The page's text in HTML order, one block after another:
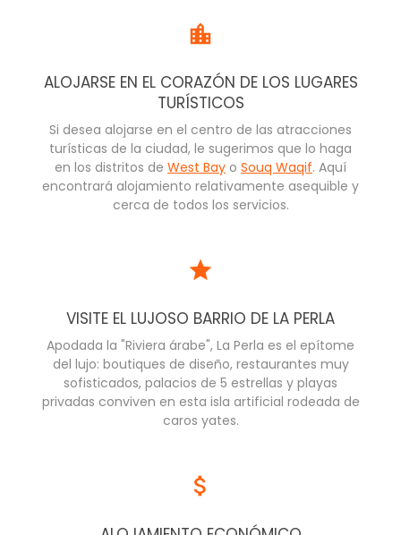
ALOJARSE EN EL CORAZÓN DE LOS LUGARES
TURÍSTICOS
Si desea alojarse en el centro de las atracciones
turísticas de la ciudad, le sugerimos que lo haga
en los distritos de West Bay o Souq Waqif. Aquí
encontrará alojamiento relativamente asequible y
cerca de todos los servicios.
VISITE EL LUJOSO BARRIO DE LA PERLA
Apodada la "Riviera árabe", La Perla es el epítome
del lujo: boutiques de diseño, restaurantes muy
sofisticados, palacios de 5 estrellas y playas
privadas conviven en esta isla artificial rodeada de
caros yates.